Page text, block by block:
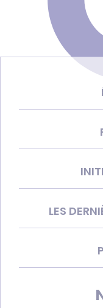
LES